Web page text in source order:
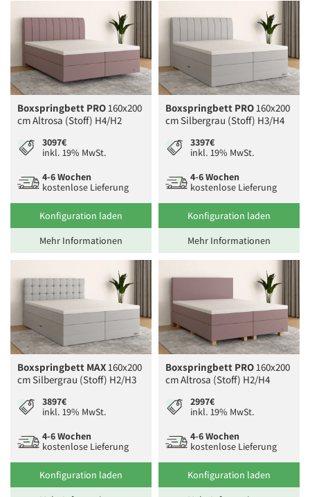
Boxspringbett PRO160x200
cm Altrosa (Stoff) H4/H2
3097€
inkl. 19% MwSt.
4-6 Wochen
kostenlose Lieferung
Konfiguration laden
Mehr Informationen
Boxspringbett PRO160x200
cm Silbergrau (Stoff) H3/H4
3397€
inkl. 19% MwSt.
4-6 Wochen
kostenlose Lieferung
Konfiguration laden
Mehr Informationen
Boxspringbett MAX160x200
cm Silbergrau (Stoff) H2/H3
3897€
inkl. 19% MwSt.
4-6 Wochen
kostenlose Lieferung
Konfiguration laden
Boxspringbett PRO160x200
cm Altrosa (Stoff) H2/H4
2997€
inkl. 19% MwSt.
4-6 Wochen
kostenlose Lieferung
Konfiguration laden